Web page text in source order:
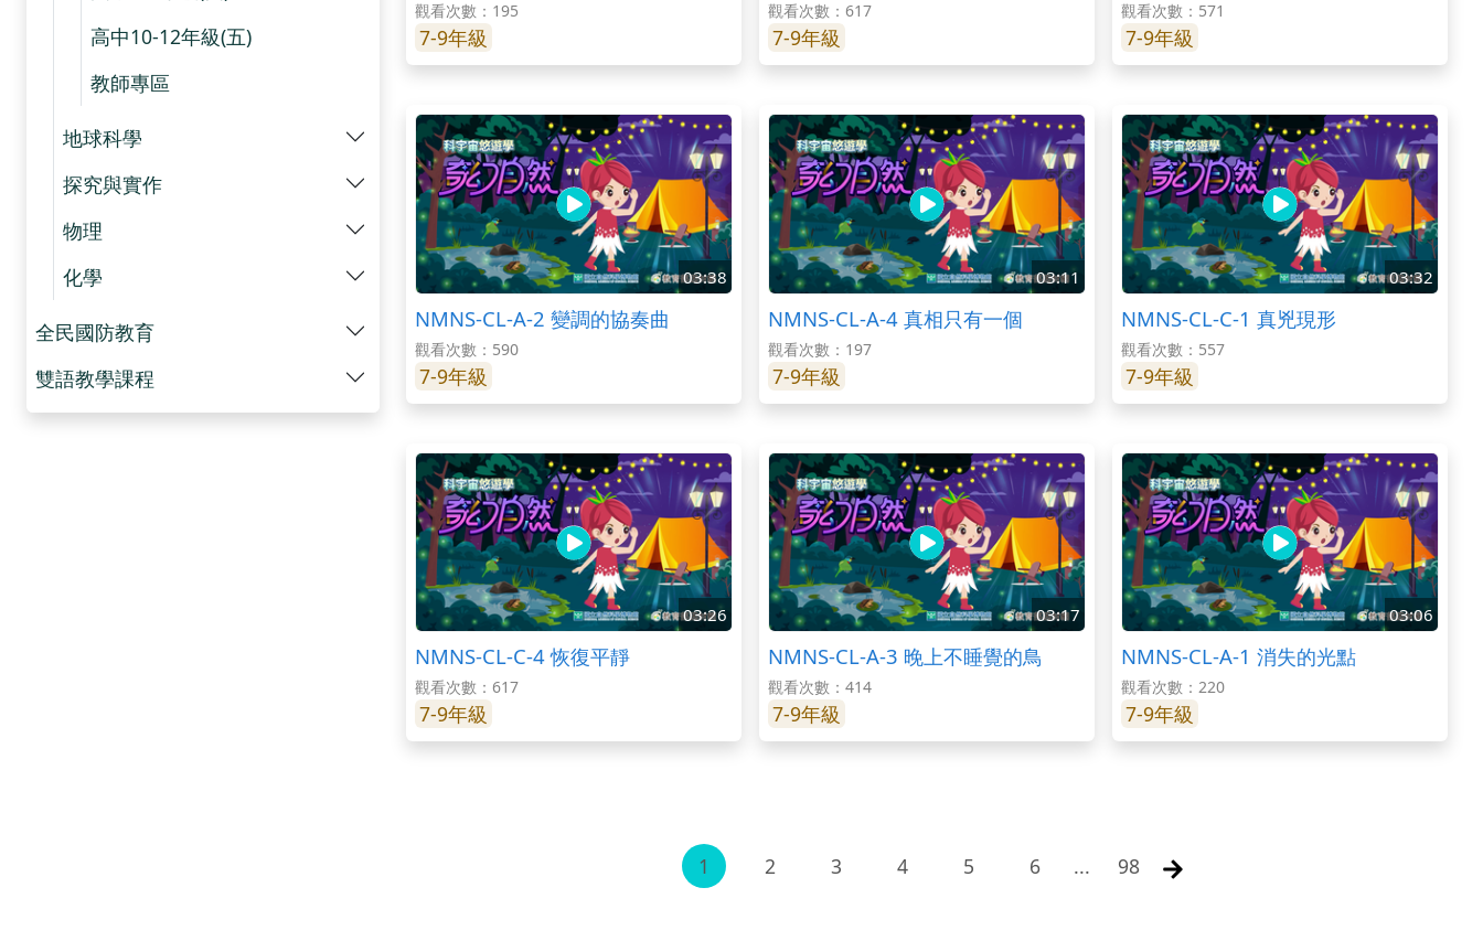
高中10-12年級(五)
教師專區
地球科學
探究與實作
物理
化學
全民國防教育
雙語教學課程
觀看次數：195
7-9年級
觀看次數：617
7-9年級
觀看次數：571
7-9年級
03:38
NMNS-CL-A-2 變調的協奏曲
觀看次數：590
7-9年級
03:11
NMNS-CL-A-4 真相只有一個
觀看次數：197
7-9年級
03:32
NMNS-CL-C-1 真兇現形
觀看次數：557
7-9年級
03:26
NMNS-CL-C-4 恢復平靜
觀看次數：617
7-9年級
03:17
NMNS-CL-A-3 晚上不睡覺的鳥
觀看次數：414
7-9年級
03:06
NMNS-CL-A-1 消失的光點
觀看次數：220
7-9年級
1 2 3 4 5 6 ... 98